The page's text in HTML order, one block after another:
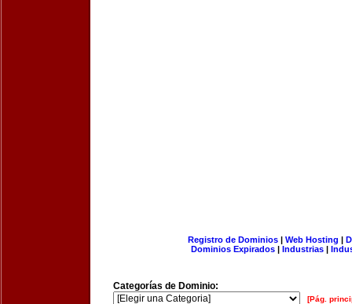
Registro de Dominios| Web Hosting |
Dominios Expirados | Industrias |
Categorías de Dominio:
[Pág.